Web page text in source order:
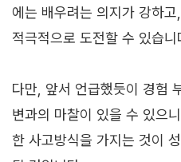
에는 배우려는 의지가 강하
적극적으로 도전할 수 있습니
다만, 앞서 언급했듯이 경험
변과의 마찰이 있을 수 있으
한 사고방식을 가지는 것이